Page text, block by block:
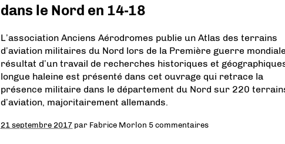
dans le Nord en 14-18
L’association Anciens Aérodromes publie un Atlas des terrains
d’aviation militaires du Nord lors de la Première guerre
résultat d’un travail de recherches historiques et
longue haleine est présenté dans cet ouvrage qui retrace la
présence militaire dans le département du Nord sur 220
d’aviation, majoritairement allemands.
21 septembre 2017 par Fabrice Morlon 5 commentaires